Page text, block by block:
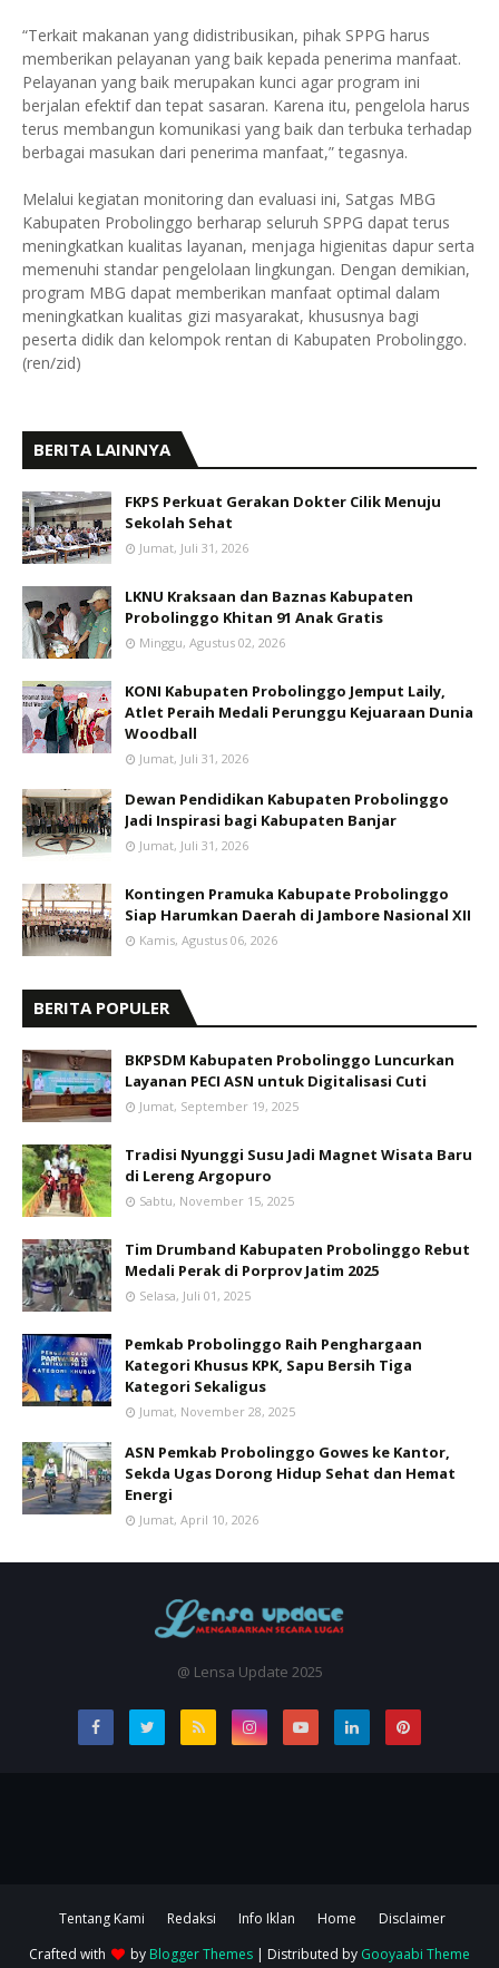
“Terkait makanan yang didistribusikan, pihak SPPG harus
memberikan pelayanan yang baik kepada penerima manfaat.
Pelayanan yang baik merupakan kunci agar program ini
berjalan efektif dan tepat sasaran. Karena itu, pengelola harus
terus membangun komunikasi yang baik dan terbuka terhadap
berbagai masukan dari penerima manfaat,” tegasnya.
Melalui kegiatan monitoring dan evaluasi ini, Satgas MBG
Kabupaten Probolinggo berharap seluruh SPPG dapat terus
meningkatkan kualitas layanan, menjaga higienitas dapur serta
memenuhi standar pengelolaan lingkungan. Dengan demikian,
program MBG dapat memberikan manfaat optimal dalam
meningkatkan kualitas gizi masyarakat, khususnya bagi
peserta didik dan kelompok rentan di Kabupaten Probolinggo.
(ren/zid)
BERITA LAINNYA
FKPS Perkuat Gerakan Dokter Cilik Menuju
Sekolah Sehat
Jumat, Juli 31, 2026
LKNU Kraksaan dan Baznas Kabupaten
Probolinggo Khitan 91 Anak Gratis
Minggu, Agustus 02, 2026
KONI Kabupaten Probolinggo Jemput Laily,
Atlet Peraih Medali Perunggu Kejuaraan Dunia
Woodball
Jumat, Juli 31, 2026
Dewan Pendidikan Kabupaten Probolinggo
Jadi Inspirasi bagi Kabupaten Banjar
Jumat, Juli 31, 2026
Kontingen Pramuka Kabupate Probolinggo
Siap Harumkan Daerah di Jambore Nasional XII
Kamis, Agustus 06, 2026
BERITA POPULER
BKPSDM Kabupaten Probolinggo Luncurkan
Layanan PECI ASN untuk Digitalisasi Cuti
Jumat, September 19, 2025
Tradisi Nyunggi Susu Jadi Magnet Wisata Baru
di Lereng Argopuro
Sabtu, November 15, 2025
Tim Drumband Kabupaten Probolinggo Rebut
Medali Perak di Porprov Jatim 2025
Selasa, Juli 01, 2025
Pemkab Probolinggo Raih Penghargaan
Kategori Khusus KPK, Sapu Bersih Tiga
Kategori Sekaligus
Jumat, November 28, 2025
ASN Pemkab Probolinggo Gowes ke Kantor,
Sekda Ugas Dorong Hidup Sehat dan Hemat
Energi
Jumat, April 10, 2026
@ Lensa Update 2025
Tentang Kami Redaksi Info Iklan Home
Disclaimer
Crafted with
by Blogger Themes | Distributed by Gooyaabi Theme